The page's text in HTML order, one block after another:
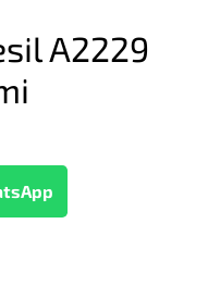
A2229